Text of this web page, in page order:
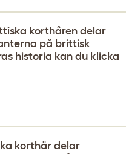
korthåren delar
på brittisk
historia kan du klicka
korthår delar